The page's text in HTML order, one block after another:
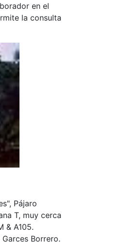
en el
la consulta
Pájaro
T, muy cerca
& A105.
Borrero.